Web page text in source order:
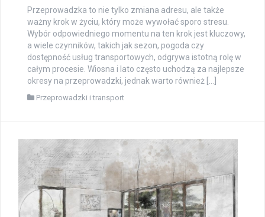
Przeprowadzka to nie tylko zmiana adresu, ale także
ważny krok w życiu, który może wywołać sporo stresu.
Wybór odpowiedniego momentu na ten krok jest kluczowy,
a wiele czynników, takich jak sezon, pogoda czy
dostępność usług transportowych, odgrywa istotną rolę w
całym procesie. Wiosna i lato często uchodzą za najlepsze
okresy na przeprowadzki, jednak warto również […]
Przeprowadzki i transport